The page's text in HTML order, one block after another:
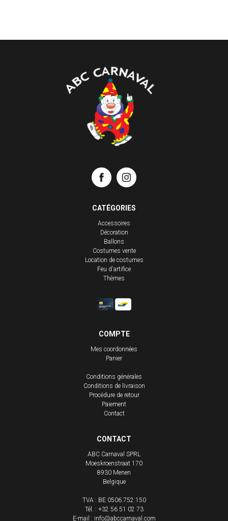
CATÉGORIES
Accessoires
Décoration
Ballons
Costumes vente
Location de costumes
Feu d'artifice
Thèmes
COMPTE
Mes coordonnées
Panier
Conditions générales
Conditions de livraison
Procédure de retour
Paiement
Contact
CONTACT
ABC Carnaval SPRL
Moeskroenstraat 170
8930 Menen
Belgique
TVA : BE 0506.752.150
Tél. : +32 56 51 02 73
E-mail : info@abccarnaval.com